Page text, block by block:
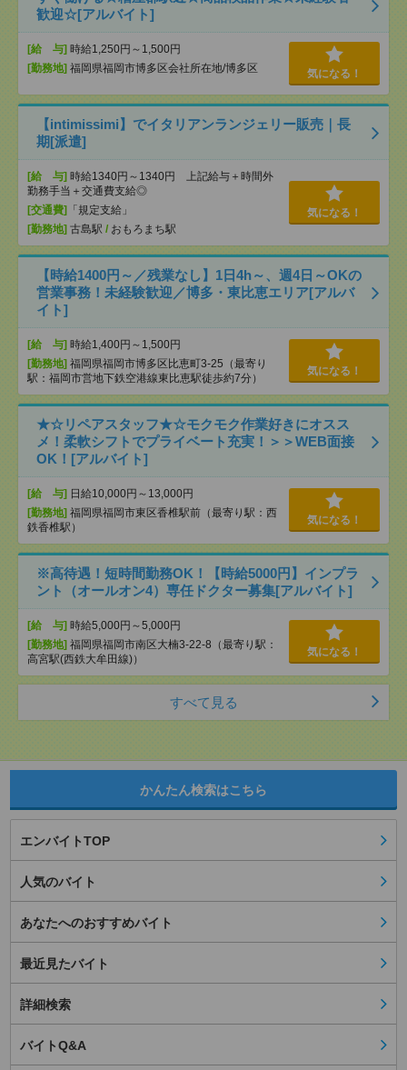
歓迎☆[アルバイト]
[給 与] 時給1,250円～1,500円
[勤務地] 福岡県福岡市博多区会社所在地/博多区 気になる！
【intimissimi】でイタリアンランジェリー販売｜長
期[派遣]
[給 与] 時給1340円～1340円 上記給与＋時間外
勤務手当＋交通費支給◎
[交通費]
「規定支給」
[勤務地] 古島駅 / おもろまち駅
気になる！
【時給1400円～／残業なし】1日4h～、週4日～OKの
営業事務！未経験歓迎／博多・東比恵エリア[アルバ
イト]
[給 与] 時給1,400円～1,500円
[勤務地] 福岡県福岡市博多区比恵町3-25（最寄り
駅：福岡市営地下鉄空港線東比恵駅徒歩約7分）
気になる！
★☆リペアスタッフ★☆モクモク作業好きにオスス
メ！柔軟シフトでプライベート充実！＞＞WEB面接
OK！[アルバイト]
[給 与] 日給10,000円～13,000円
[勤務地] 福岡県福岡市東区香椎駅前（最寄り駅：西
鉄香椎駅）
気になる！
※高待遇！短時間勤務OK！【時給5000円】インプラ
ント（オールオン4）専任ドクター募集[アルバイト]
[給 与] 時給5,000円～5,000円
[勤務地] 福岡県福岡市南区大楠3-22-8（最寄り駅：
高宮駅(西鉄大牟田線)）
気になる！
すべて見る
かんたん検索はこちら
エンバイトTOP
人気のバイト
あなたへのおすすめバイト
最近見たバイト
詳細検索
バイトQ&A